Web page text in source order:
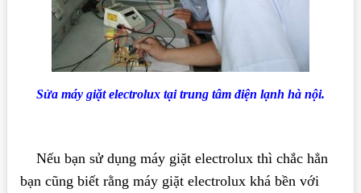
Sửa máy giặt electrolux tại trung tâm điện lạnh hà nội.
Nếu bạn sử dụng máy giặt electrolux thì chắc hẳn
bạn cũng biết rằng máy giặt electrolux khá bền với